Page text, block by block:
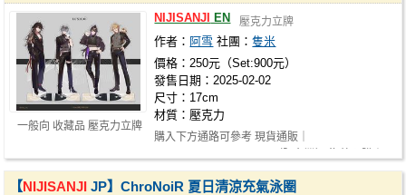
一般向 收藏品 壓克力立牌
NIJISANJI EN 壓克力立牌
作者： 阿雪 社團：隻米
價格：250元（Set:900元）
發售日期：2025-02-02
尺寸：17cm
材質：壓克力
購入下方通路可參考 現貨通販｜
http…
【NIJISANJI JP】ChroNoiR 夏日清涼充氣泳圈